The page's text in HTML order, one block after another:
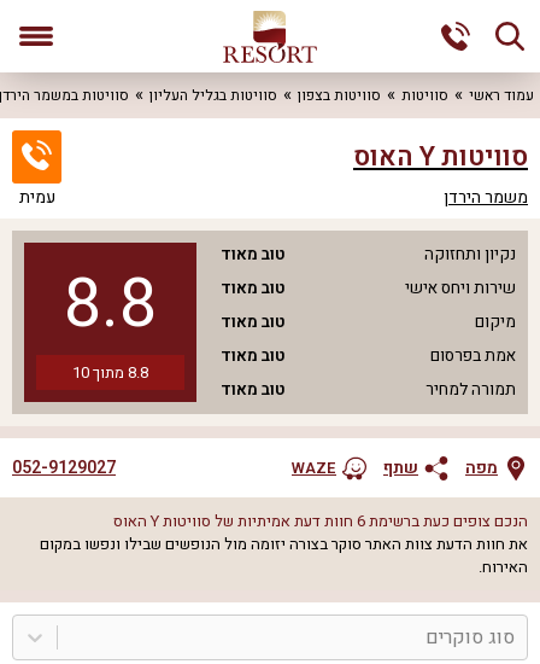
עמוד ראשי סוויטות סוויטות בצפון סוויטות בגליל העליון סוויטות במשמר הירדן
סוויטות Y האוס
משמר הירדן עמית
נקיון ותחזוקה
טוב מאוד
שירות ויחס אישי
טוב מאוד
מיקום
טוב מאוד
אמת בפרסום
טוב מאוד
תמורה למחיר
טוב מאוד
8.8
8.8 מתוך10
מפה שתף WAZE
052-9129027
הנכם צופים כעת ברשימת6 חוות דעת אמיתיות של סוויטות Y האוס
את חוות הדעת צוות האתר סוקר בצורה יזומה מול הנופשים שבילו ונפשו במקום
האירוח.
סוג סוקרים